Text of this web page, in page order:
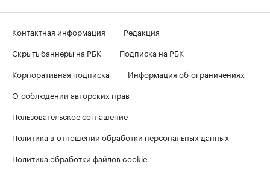
Контактная информация
Редакция
Скрыть баннеры на РБК
Подписка на РБК
Корпоративная подписка
Информация об ограничениях
О соблюдении авторских прав
Пользовательское соглашение
Политика в отношении обработки персональных данных
Политика обработки файлов cookie